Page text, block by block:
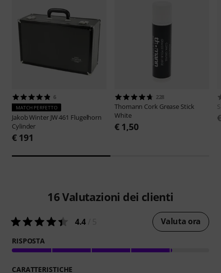
6
MATCH PERFETTO
Jakob Winter JW 461 Flugelhorn
Cylinder
€ 191
228
Thomann Cork Grease Stick
White
€ 1,50
16Valutazioni dei clienti
4.4 Valuta ora
RISPOSTA
CARATTERISTICHE